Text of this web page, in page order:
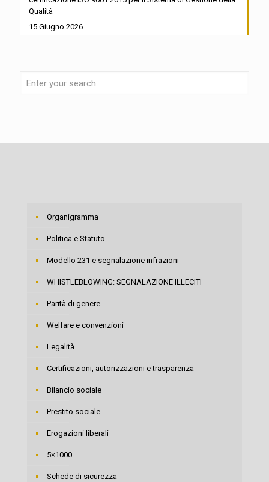
Qualità
15 Giugno 2026
Organigramma
Politica e Statuto
Modello 231 e segnalazione infrazioni
WHISTLEBLOWING: SEGNALAZIONE ILLECITI
Parità di genere
Welfare e convenzioni
Legalità
Certificazioni, autorizzazioni e trasparenza
Bilancio sociale
Prestito sociale
Erogazioni liberali
5×1000
Schede di sicurezza